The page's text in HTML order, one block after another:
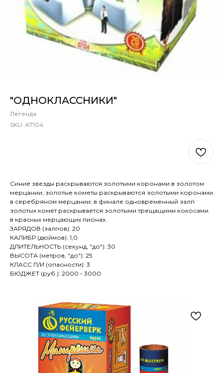
"ОДНОКЛАССНИКИ"
Легенда
SKU: А7104
Синие звезды раскрываются золотыми коронами в золотом
мерцании; золотые кометы раскрываются золотыми коронами
в серебряном мерцании; в финале одновременный залп
золотых комет раскрывается золотыми трещащими кокосами
в красных мерцающих пионах.
ЗАРЯДОВ (залпов): 20
КАЛИБР (дюймов): 1,0
ДЛИТЕЛЬНОСТЬ (секунд, "до"): 30
ВЫСОТА (метров, "до"): 25
КЛАСС П/И (опасности): 3
БЮДЖЕТ (руб.): 2000 - 3000